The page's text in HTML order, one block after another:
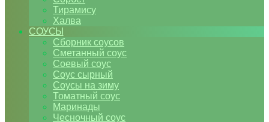
Тирамису
Халва
СОУСЫ
Сборник соусов
Сметанный соус
Соевый соус
Соус сырный
Соусы на зиму
Томатный соус
Маринады
Чесночный соус